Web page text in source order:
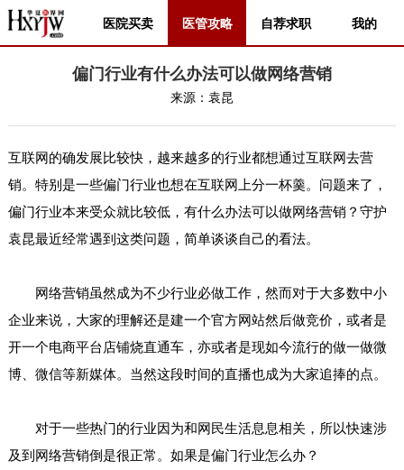
医院买卖 医管攻略 自荐求职 我的
偏门行业有什么办法可以做网络营销
来源： 袁昆
互联网的确发展比较快，越来越多的行业都想通过互联网去营
销。特别是一些偏门行业也想在互联网上分一杯羹。问题来了，
偏门行业本来受众就比较低，有什么办法可以做网络营销？守护
袁昆最近经常遇到这类问题，简单谈谈自己的看法。
网络营销虽然成为不少行业必做工作，然而对于大多数中小
企业来说，大家的理解还是建一个官方网站然后做竞价，或者是
开一个电商平台店铺烧直通车，亦或者是现如今流行的做一做微
博、微信等新媒体。当然这段时间的直播也成为大家追捧的点。
对于一些热门的行业因为和网民生活息息相关，所以快速涉
及到网络营销倒是很正常。如果是偏门行业怎么办？